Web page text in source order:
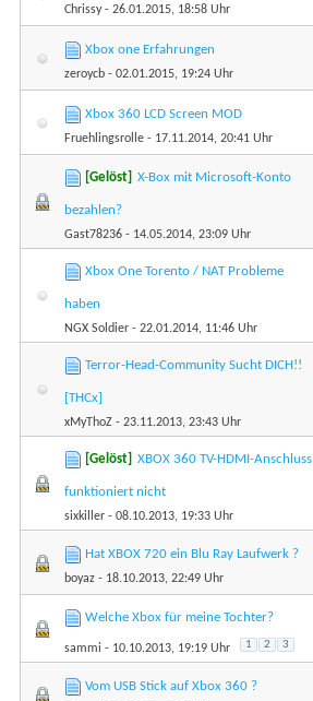
Chrissy- 26.01.2015, 18:58 Uhr
Xbox one Erfahrungen
zeroycb - 02.01.2015, 19:24 Uhr
Xbox 360 LCD Screen MOD
Fruehlingsrolle - 17.11.2014, 20:41 Uhr
[Gelöst] X-Box mit Microsoft-Konto
bezahlen?
Gast78236 - 14.05.2014, 23:09 Uhr
Xbox One Torento / NAT Probleme
haben
NGX Soldier - 22.01.2014, 11:46 Uhr
Terror-Head-Community Sucht DICH!!
[THCx]
xMyThoZ - 23.11.2013, 23:43 Uhr
[Gelöst] XBOX 360 TV-HDMI-Anschluss
funktioniert nicht
sixkiller - 08.10.2013, 19:33 Uhr
Hat XBOX 720 ein Blu Ray Laufwerk ?
boyaz - 18.10.2013, 22:49 Uhr
Welche Xbox für meine Tochter?
sammi - 10.10.2013, 19:19 Uhr 1 2 3
Vom USB Stick auf Xbox 360 ?